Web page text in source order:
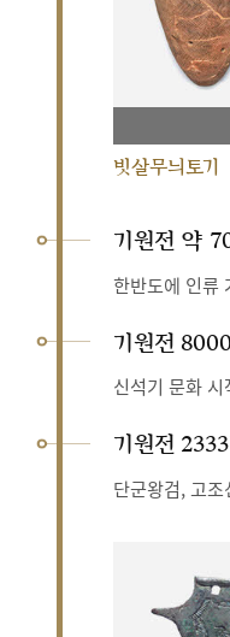
빗살무늬토기
기원전 약
한반도에 인류
기원전
신석기 문화 시
기원전
단군왕검, 고